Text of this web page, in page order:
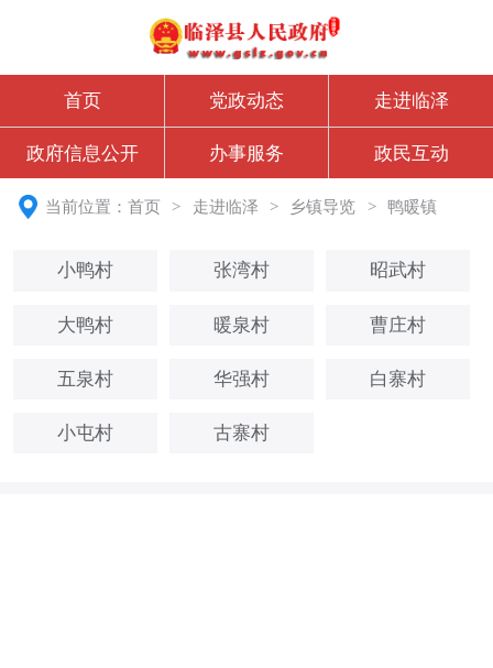
首页 党政动态 走进临泽
政府信息公开 办事服务 政民互动
当前位置：首页 > 走进临泽 > 乡镇导览 > 鸭暖镇
小鸭村 张湾村 昭武村
大鸭村 暖泉村 曹庄村
五泉村 华强村 白寨村
小屯村 古寨村